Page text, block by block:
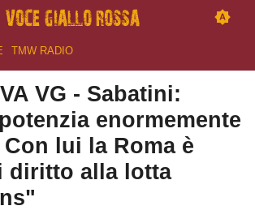
TMW RADIO
VG - Sabatini:
enormemente
lui la Roma è
diritto alla lotta